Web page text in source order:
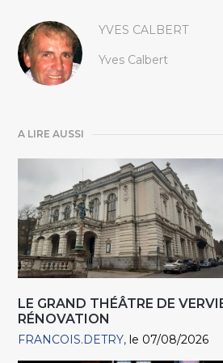
YVES CALBERT
Yves Calbert
A LIRE AUSSI
LE GRAND THÉÂTRE DE
RÉNOVATION
FRANCOIS.DETRY le 07/08/2026